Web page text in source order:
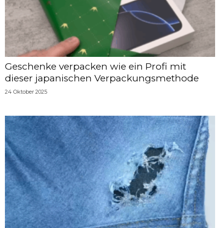
Geschenke verpacken wie ein Profi mit
dieser japanischen Verpackungsmethode
24 Oktober 2025